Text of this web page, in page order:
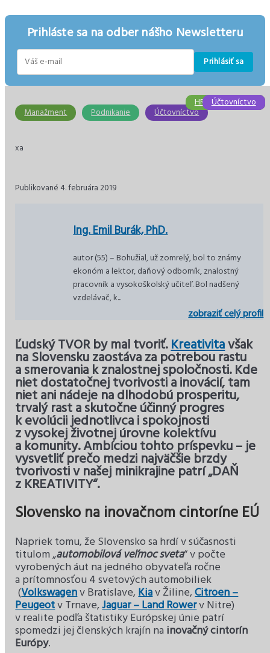
Prihláste sa na odber nášho Newsletteru
Prihlásiť sa
Manažment Podnikanie Účtovníctvo
xa
Publikované 4. februára 2019
Ing. Emil Burák, PhD.
autor (55) – Bohužial, už zomrelý, bol to známy
ekonóm a lektor, daňový odborník, znalostný
pracovník a vysokoškolský učiteľ. Bol nadšený
vzdelávač, k...
zobraziť celý profil
Ľudský TVOR by mal tvoriť.Kreativitavšak
na Slovensku zaostáva za potrebou rastu
a smerovania k znalostnej spoločnosti. Kde
niet dostatočnej tvorivosti a inovácií, tam
niet ani nádeje na dlhodobú prosperitu,
trvalý rast a skutočne účinný progres
k evolúcii jednotlivca i spokojnosti
z vysokej životnej úrovne kolektívu
a komunity. Ambíciou tohto príspevku – je
vysvetliť prečo medzi najväčšie brzdy
tvorivosti v našej minikrajine patrí „DAŇ
z KREATIVITY“.
Slovensko na inovačnom cintoríne EÚ
Napriek tomu, že Slovensko sa hrdí v súčasnosti
titulom „automobilová veľmoc sveta“ v počte
vyrobených áut na jedného obyvateľa ročne
a prítomnosťou 4 svetových automobiliek
(Volkswagenv Bratislave,Kiav Žiline,Citroen –
Peugeotv Trnave,Jaguar – Land Rowerv Nitre)
v realite podľa štatistiky Európskej únie patrí
spomedzi jej členských krajín na inovačný cintorín
Európy.
Ekonomika
Ekonomika
Účtovníctvo
Dane
HR/Personalistika
Účtovníctvo